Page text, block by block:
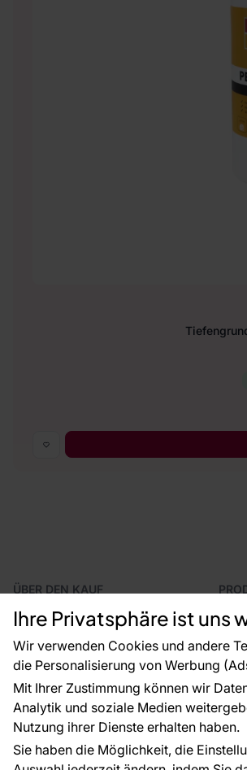
Ihre Privatsphäre ist uns
Wir verwenden Cookies und andere
die Personalisierung von Werbung
Mit Ihrer Zustimmung können wir
Analytik und soziale Medien
Nutzung ihrer Dienste erhalten haben.
Sie haben die Möglichkeit, die
ÜBER DEN KAUF
Versand und Bezahlung
Vertragsrücktritt
Reklamationsverfahren
Rücksendung von Waren
CE-Zertifizierung
Großhandel
Raumvisualisierung